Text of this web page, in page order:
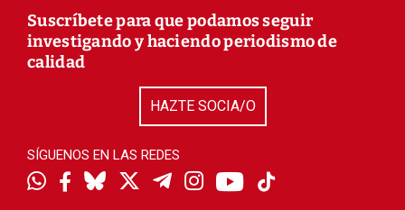
Suscríbete para que podamos seguir
investigando y haciendo periodismo de
calidad
HAZTE SOCIA/O
SÍGUENOS EN LAS REDES